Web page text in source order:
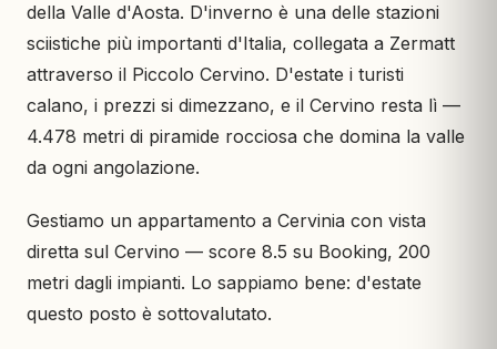
della Valle d'Aosta. D'inverno è una delle stazioni
sciistiche più importanti d'Italia, collegata a Zermatt
attraverso il Piccolo Cervino. D'estate i turisti
calano, i prezzi si dimezzano, e il Cervino resta lì —
4.478 metri di piramide rocciosa che domina la valle
da ogni angolazione.
Gestiamo un appartamento a Cervinia con vista
diretta sul Cervino — score 8.5 su Booking, 200
metri dagli impianti. Lo sappiamo bene: d'estate
questo posto è sottovalutato.